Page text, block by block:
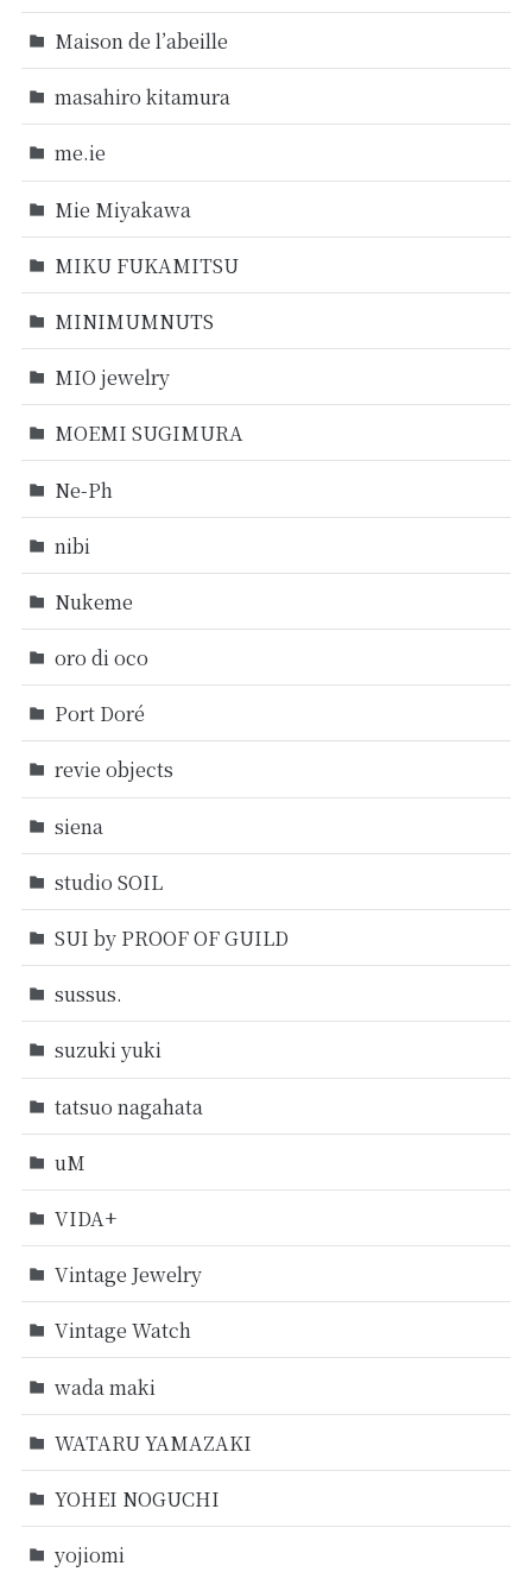
Maison de l’abeille
masahiro kitamura
me.ie
Mie Miyakawa
MIKU FUKAMITSU
MINIMUMNUTS
MIO jewelry
MOEMI SUGIMURA
Ne-Ph
nibi
Nukeme
oro di oco
Port Doré
revie objects
siena
studio SOIL
SUI by PROOF OF GUILD
sussus.
suzuki yuki
tatsuo nagahata
uM
VIDA+
Vintage Jewelry
Vintage Watch
wada maki
WATARU YAMAZAKI
YOHEI NOGUCHI
yojiomi